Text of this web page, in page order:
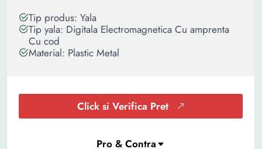
Tip produs: Yala
Tip yala: Digitala Electromagnetica Cu amprenta
Cu cod
Material: Plastic Metal
Click si Verifica Pret